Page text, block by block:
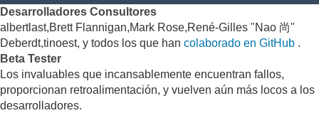
Desarrolladores Consultores
albertlast,Brett Flannigan,Mark Rose,René-Gilles "Nao 尚"
Deberdt,tinoest, y todos los que han colaborado en GitHub .
Beta Tester
Los invaluables que incansablemente encuentran fallos,
proporcionan retroalimentación, y vuelven aún más locos a los
desarrolladores.